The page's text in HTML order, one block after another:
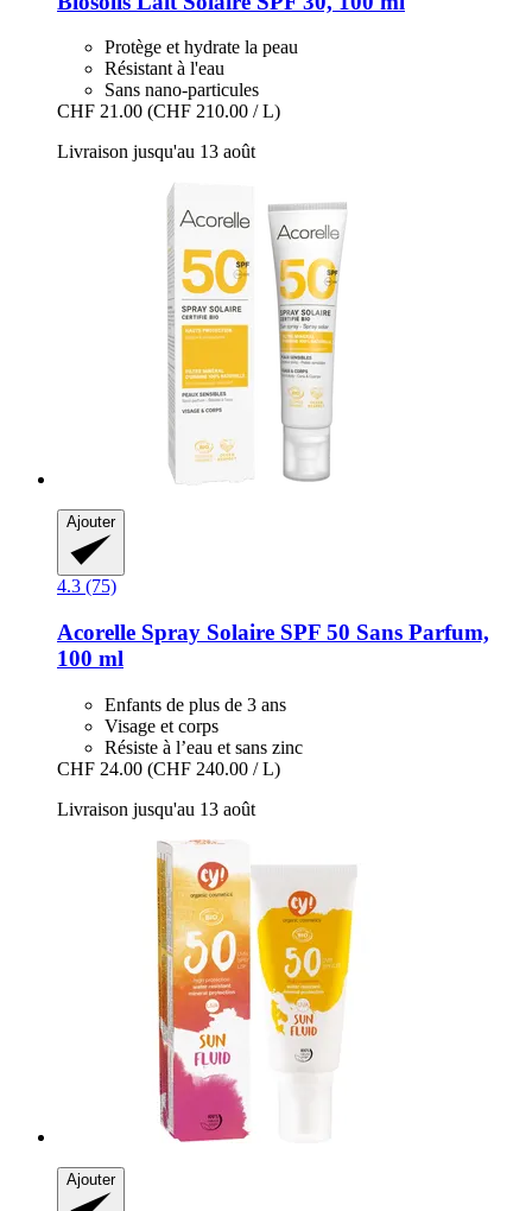
Protège et hydrate la peau
Résistant à l'eau
Sans nano-particules
CHF 21.00 (CHF 210.00 / L)
Livraison jusqu'au 13 août
Ajouter
4.3 (75)
Acorelle Spray Solaire SPF 50 Sans Parfum,
100 ml
Enfants de plus de 3 ans
Visage et corps
Résiste à l’eau et sans zinc
CHF 24.00 (CHF 240.00 / L)
Livraison jusqu'au 13 août
Ajouter